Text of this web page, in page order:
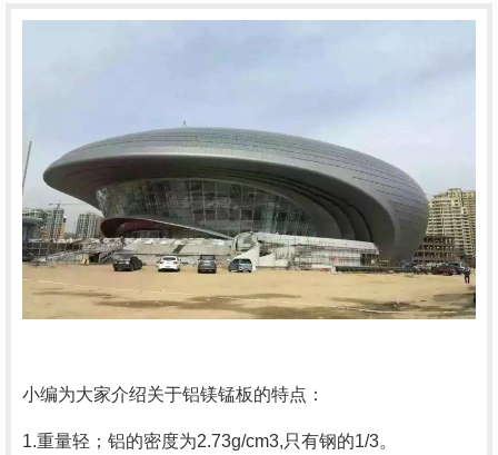
小编为大家介绍关于铝镁锰板的特点：
1.重量轻；铝的密度为2.73g/cm3,只有钢的1/3。